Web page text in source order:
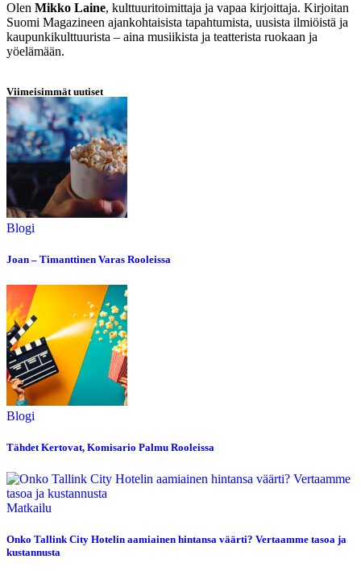
Olen Mikko Laine, kulttuuritoimittaja ja vapaa kirjoittaja. Kirjoitan
Suomi Magazineen ajankohtaisista tapahtumista, uusista ilmiöistä ja
kaupunkikulttuurista – aina musiikista ja teatterista ruokaan ja
yöelämään.
Viimeisimmät uutiset
Blogi
Joan – Timanttinen Varas Rooleissa
Blogi
Tähdet Kertovat, Komisario Palmu Rooleissa
Matkailu
Onko Tallink City Hotelin aamiainen hintansa väärti? Vertaamme tasoa ja
kustannusta